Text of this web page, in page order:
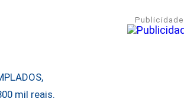
Publicidade
mil reais.